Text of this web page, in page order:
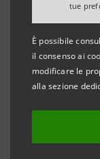
tue
È possibile
il consenso ai
modificare le
alla sezione
L’intervento è
Depositi e
Sparkasse -